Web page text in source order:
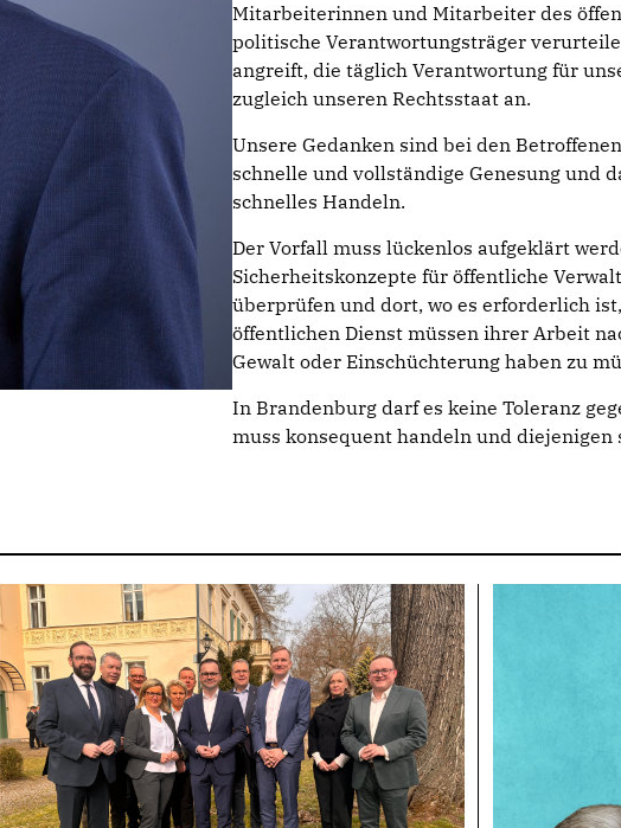
Mitarbeiterinnen und Mitarbeiter des
politische Verantwortungsträger
angreift, die täglich Verantwortung für
zugleich unseren Rechtsstaat an.
Unsere Gedanken sind bei den
schnelle und vollständige Genesung und
schnelles Handeln.
Der Vorfall muss lückenlos aufgeklärt
Sicherheitskonzepte für öffentliche
überprüfen und dort, wo es erforderlich
öffentlichen Dienst müssen ihrer Arbeit
Gewalt oder Einschüchterung haben zu
In Brandenburg darf es keine Toleranz
muss konsequent handeln und diejenigen